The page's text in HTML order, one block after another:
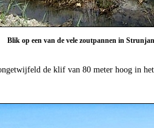
Blik op een van de vele zoutpannen in Strunjan
de klif van 80 meter hoog in het